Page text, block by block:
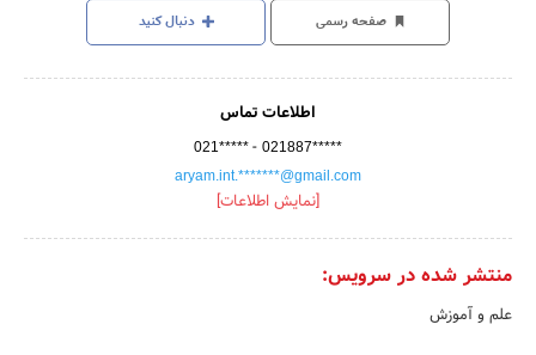
صفحه رسمی دنبال کنید
اطلاعات تماس
021***** - 021887*****
aryam.int.*******@gmail.com
[نمایش اطلاعات]
منتشر شده در سرویس:
علم و آموزش